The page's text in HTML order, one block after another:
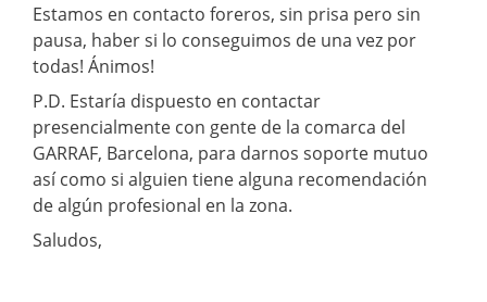
Estamos en contacto foreros, sin prisa pero sin
pausa, haber si lo conseguimos de una vez por
todas! Ánimos!
P.D. Estaría dispuesto en contactar
presencialmente con gente de la comarca del
GARRAF, Barcelona, para darnos soporte mutuo
así como si alguien tiene alguna recomendación
de algún profesional en la zona.
Saludos,